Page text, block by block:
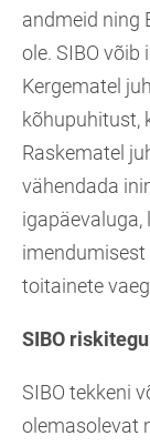
andmeid ning
ole. SIBO võib
Kergematel
kõhupuhitust,
Raskematel
vähendada
toitainete
SIBO
SIBO tekkeni
olemasolevat